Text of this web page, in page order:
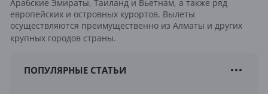
Арабские Эмираты, Таиланд и Вьетнам, а также ряд
европейских и островных курортов. Вылеты
осуществляются преимущественно из Алматы и других
крупных городов страны.
ПОПУЛЯРНЫЕ СТАТЬИ